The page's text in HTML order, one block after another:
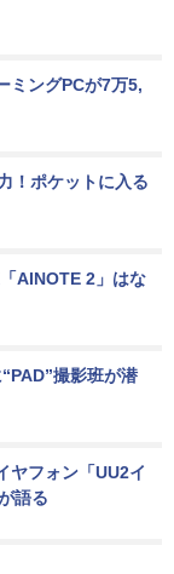
ミングPCが7万5,
！ポケットに入る
AINOTE 2」はな
撮影班が潜
ヤフォン「UU2イ
語る